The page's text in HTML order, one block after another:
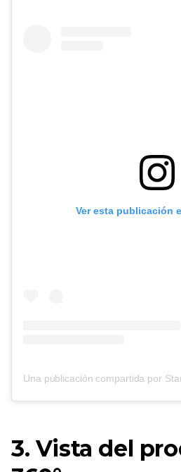
Ver esta publicación
Una publicación compartida por
3. Vista del